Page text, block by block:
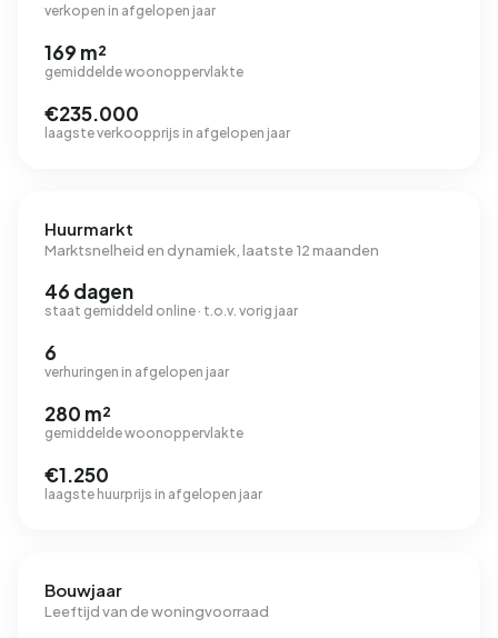
verkopen in afgelopen jaar
169 m²
gemiddelde woonoppervlakte
€235.000
laagste verkoopprijs in afgelopen jaar
Huurmarkt
Marktsnelheid en dynamiek, laatste 12 maanden
46 dagen
staat gemiddeld online · t.o.v. vorig jaar
6
verhuringen in afgelopen jaar
280 m²
gemiddelde woonoppervlakte
€1.250
laagste huurprijs in afgelopen jaar
Bouwjaar
Leeftijd van de woningvoorraad